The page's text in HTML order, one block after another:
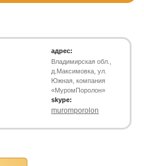
адрес:
Владимирская обл.,
д.Максимовка, ул.
Южная, компания
«МуромПоролон»
skype:
muromporolon